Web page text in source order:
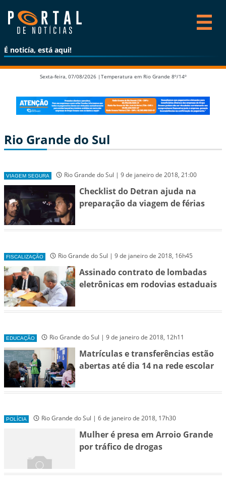
É noticía, está aqui!
Sexta-feira, 07/08/2026 | Temperatura em Rio Grande 8º/14º
Rio Grande do Sul
VIAGEM SEGURA Rio Grande do Sul | 9 de janeiro de 2018, 21:00
Checklist do Detran ajuda na
preparação da viagem de férias
FISCALIZAÇÃO Rio Grande do Sul | 9 de janeiro de 2018, 16h45
Assinado contrato de lombadas
eletrônicas em rodovias estaduais
EDUCAÇÃO Rio Grande do Sul | 9 de janeiro de 2018, 12h11
Matrículas e transferências estão
abertas até dia 14 na rede escolar
POLÍCIA Rio Grande do Sul | 6 de janeiro de 2018, 17h30
Mulher é presa em Arroio Grande
por tráfico de drogas